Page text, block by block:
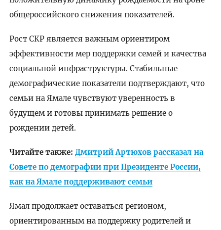
общероссийского снижения показателей.
Рост СКР является важным ориентиром
эффективности мер поддержки семей и качества
социальной инфраструктуры. Стабильные
демографические показатели подтверждают, что
семьи на Ямале чувствуют уверенность в
будущем и готовы принимать решение о
рождении детей.
Читайте также: Дмитрий Артюхов рассказал на
Совете по демографии при Президенте России,
как на Ямале поддерживают семьи
Ямал продолжает оставаться регионом,
ориентированным на поддержку родителей и